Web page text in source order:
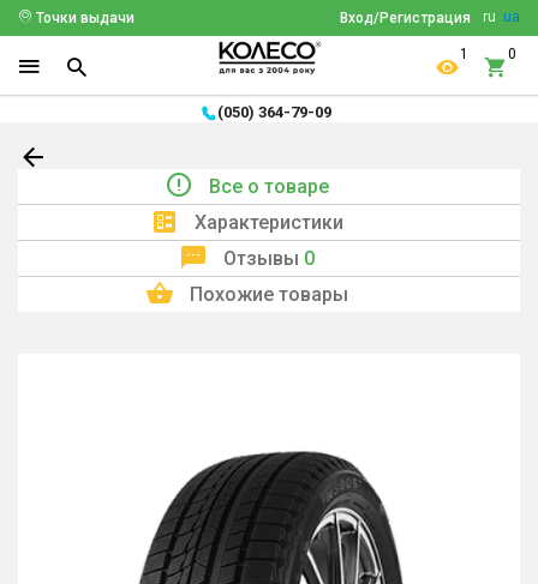
ru ua
Вход/Регистрация
Точки выдачи
1 0
(050) 364-79-09
Все о товаре
Характеристики
Отзывы 0
Похожие товары